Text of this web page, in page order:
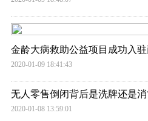
金龄大病救助公益项目成功入驻
2020-01-09 18:41:43
无人零售倒闭背后是洗牌还是消
2020-01-08 13:59:01